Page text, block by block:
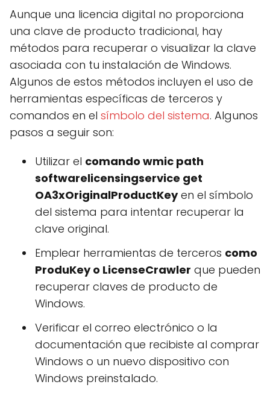
Aunque una licencia digital no proporciona
una clave de producto tradicional, hay
métodos para recuperar o visualizar la clave
asociada con tu instalación de Windows.
Algunos de estos métodos incluyen el uso de
herramientas específicas de terceros y
comandos en el símbolo del sistema. Algunos
pasos a seguir son:
Utilizar el comando wmic path
softwarelicensingservice get
OA3xOriginalProductKeyen el símbolo
del sistema para intentar recuperar la
clave original.
Emplear herramientas de terceros como
ProduKey o LicenseCrawler que pueden
recuperar claves de producto de
Windows.
Verificar el correo electrónico o la
documentación que recibiste al comprar
Windows o un nuevo dispositivo con
Windows preinstalado.